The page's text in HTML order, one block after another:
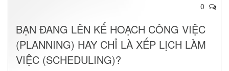
0
BẠN ĐANG LÊN KẾ HOẠCH CÔNG VIỆC
(PLANNING) HAY CHỈ LÀ XẾP LỊCH LÀM
VIỆC (SCHEDULING)?